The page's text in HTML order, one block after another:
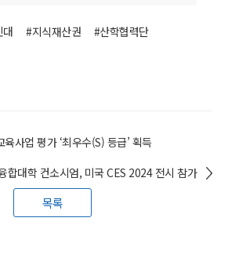
대 #지식재산권
#산학협력단
사업 평가 ‘최우수(S) 등급’ 획득
합대학 컨소시엄, 미국 CES 2024 전시 참가
목록